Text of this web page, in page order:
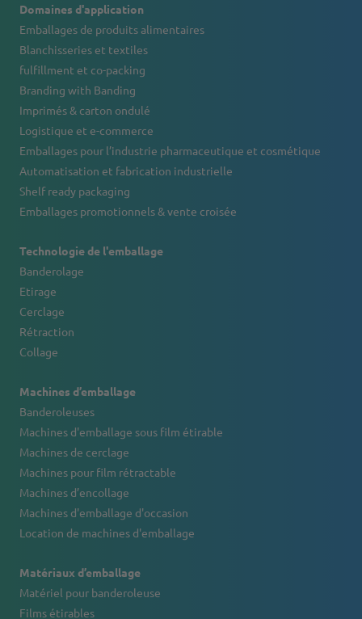
Domaines d'application
Emballages de produits alimentaires
Blanchisseries et textiles
fulfillment et co-packing
Branding with Banding
Imprimés & carton ondulé
Logistique et e-commerce
Emballages pour l’industrie pharmaceutique et cosmétique
Automatisation et fabrication industrielle
Shelf ready packaging
Emballages promotionnels & vente croisée
Technologie de l'emballage
Banderolage
Etirage
Cerclage
Rétraction
Collage
Machines d’emballage
Banderoleuses
Machines d'emballage sous film étirable
Machines de cerclage
Machines pour film rétractable
Machines d’encollage
Machines d'emballage d'occasion
Location de machines d'emballage
Matériaux d’emballage
Matériel pour banderoleuse
Films étirables